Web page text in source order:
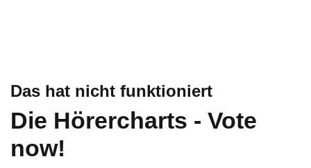
Das hat nicht funktioniert
Die Hörercharts - Vote
now!